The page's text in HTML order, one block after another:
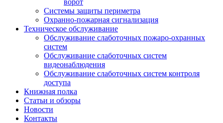
ворот
Системы защиты периметра
Охранно-пожарная сигнализация
Техническое обслуживание
Обслуживание слаботочных пожаро-охранных
систем
Обслуживание слаботочных систем
видеонаблюдения
Обслуживание слаботочных систем контроля
доступа
Книжная полка
Статьи и обзоры
Новости
Контакты